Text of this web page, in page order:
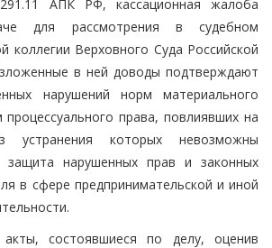
АПК РФ, кассационная жалоба
для рассмотрения в судебном
коллегии Верховного Суда Российской
в ней доводы подтверждают
нарушений норм материального
права, повлиявших на
устранения которых невозможны
защита нарушенных прав и законных
в сфере предпринимательской и иной
состоявшиеся по делу, оценив